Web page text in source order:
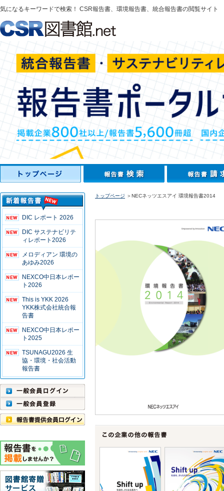
気になるキーワードで検索！ CSR報告書、環境報告書、統合報告書の閲覧サイト
DIC レポート 2026
DIC サステナビリテ
ィレポート2026
メロディアン 環境の
あゆみ2026
NEXCO中日本レポー
ト2026
This is YKK 2026
YKK株式会社統合報
告書
NEXCO中日本レポー
ト2025
TSUNAGU2026 生
協・環境・社会活動
報告書
トップページ ＞NECネッツエスアイ 環境報告書2014